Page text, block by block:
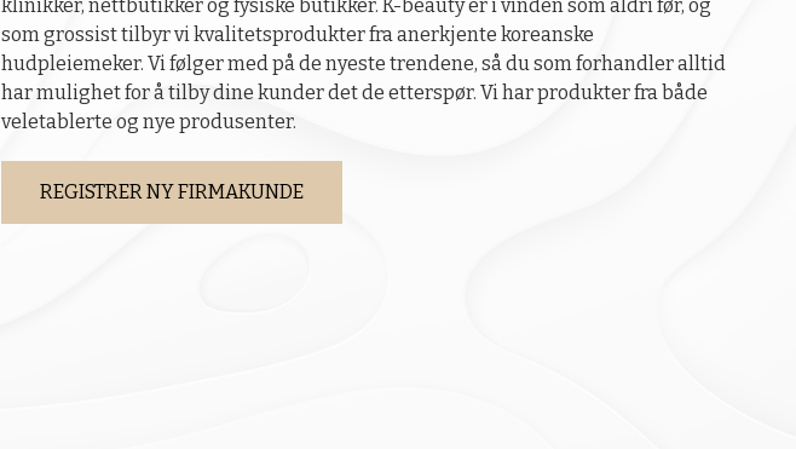
klinikker, nettbutikker og fysiske butikker. K-beauty er i vinden som aldri før, og
som grossist tilbyr vi kvalitetsprodukter fra anerkjente koreanske
hudpleiemeker. Vi følger med på de nyeste trendene, så du som forhandler alltid
har mulighet for å tilby dine kunder det de etterspør. Vi har produkter fra både
veletablerte og nye produsenter.
REGISTRER NY FIRMAKUNDE